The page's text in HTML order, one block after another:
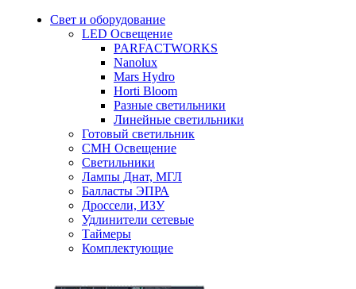
Свет и оборудование
LED Освещение
PARFACTWORKS
Nanolux
Mars Hydro
Horti Bloom
Разные светильники
Линейные светильники
Готовый светильник
CMH Освещение
Светильники
Лампы Днат, МГЛ
Балласты ЭПРА
Дроссели, ИЗУ
Удлинители сетевые
Таймеры
Комплектующие